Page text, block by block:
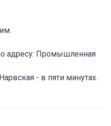
адресу: Промышленная
- в пяти минутах.